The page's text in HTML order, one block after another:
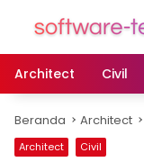
Architect
Civil
Beranda Architect
Architect Civil